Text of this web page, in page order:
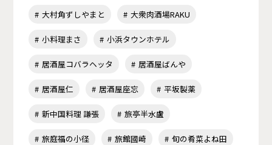
大村角ずしやまと 大衆肉酒場RAKU
小料理まさ 小浜タウンホテル
居酒屋コバラヘッタ 居酒屋ばんや
居酒屋仁 居酒屋座忘 平坂製薬
新中国料理 謙張 旅亭半水盧
旅庭福の小径 旅館國崎 旬の肴菜よね田